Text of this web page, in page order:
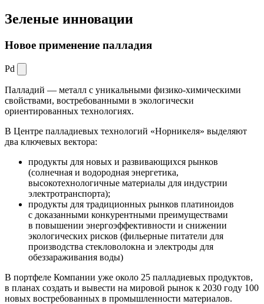
Зеленые инновации
Новое применение палладия
Pd
Палладий — металл с уникальными физико-химическими
свойствами, востребованными в экологически
ориентированных технологиях.
В Центре палладиевых технологий «Норникеля» выделяют
два ключевых вектора:
продукты для новых и развивающихся рынков
(солнечная и водородная энергетика,
высокотехнологичные материалы для индустрии
электротранспорта);
продукты для традиционных рынков платиноидов
с доказанными конкурентными преимуществами
в повышении энергоэффективности и снижении
экологических рисков (фильерные питатели для
производства стекловолокна и электроды для
обеззараживания воды)
В портфеле Компании уже около 25 палладиевых продуктов,
в планах создать и вывести на мировой рынок к 2030 году 100
новых востребованных в промышленности материалов.